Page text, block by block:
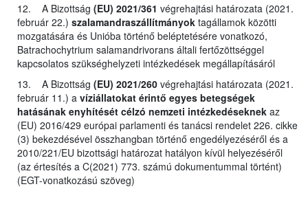
12. A Bizottság (EU) 2021/361 végrehajtási határozata (2021.
február 22.) szalamandraszállítmányok tagállamok közötti
mozgatására és Unióba történő beléptetésére vonatkozó,
Batrachochytrium salamandrivorans általi fertőzöttséggel
kapcsolatos szükséghelyzeti intézkedések megállapításáról
13. A Bizottság (EU) 2021/260 végrehajtási határozata (2021.
február 11.) a víziállatokat érintő egyes betegségek
hatásának enyhítését célzó nemzeti intézkedéseknek az
(EU) 2016/429 európai parlamenti és tanácsi rendelet 226. cikke
(3) bekezdésével összhangban történő engedélyezéséről és a
2010/221/EU bizottsági határozat hatályon kívül helyezéséről
(az értesítés a C(2021) 773. számú dokumentummal történt)
(EGT-vonatkozású szöveg)